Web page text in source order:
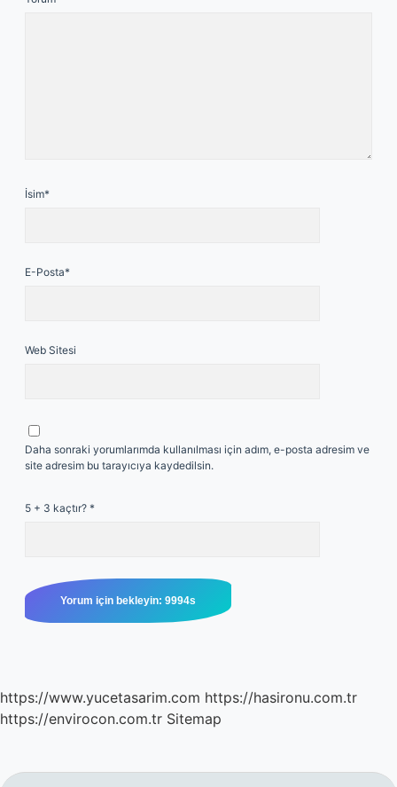
İsim*
E-Posta*
Web Sitesi
Daha sonraki yorumlarımda kullanılması için adım, e-posta adresim ve
site adresim bu tarayıcıya kaydedilsin.
5 + 3 kaçtır? *
https://www.yucetasarim.com https://hasironu.com.tr
https://envirocon.com.tr Sitemap